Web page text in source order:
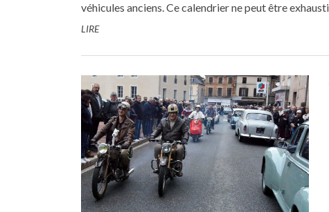
véhicules anciens. Ce calendrier ne peut être
LIRE